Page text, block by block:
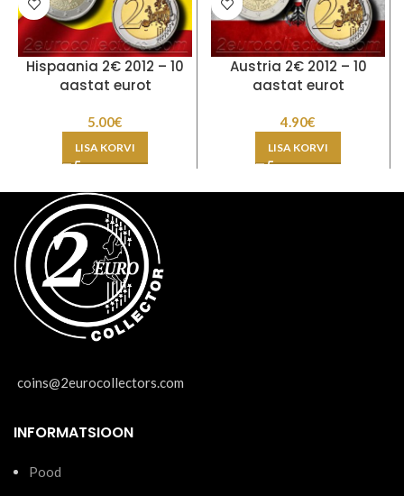
Hispaania 2€ 2012 – 10
aastat eurot
5.00€
LISA KORVI
Austria 2€ 2012 – 10
aastat eurot
4.90€
LISA KORVI
coins@2eurocollectors.com
INFORMATSIOON
Pood